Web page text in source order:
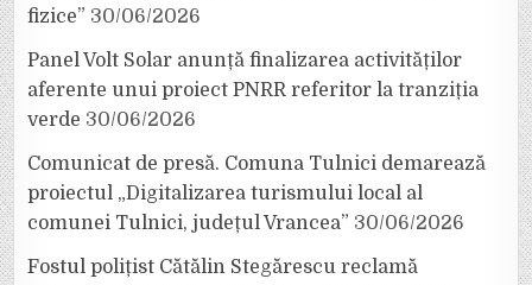
fizice” 30/06/2026
Panel Volt Solar anunță finalizarea activităților
aferente unui proiect PNRR referitor la tranziția
verde 30/06/2026
Comunicat de presă. Comuna Tulnici demarează
proiectul „Digitalizarea turismului local al
comunei Tulnici, județul Vrancea” 30/06/2026
Fostul polițist Cătălin Stegărescu reclamă